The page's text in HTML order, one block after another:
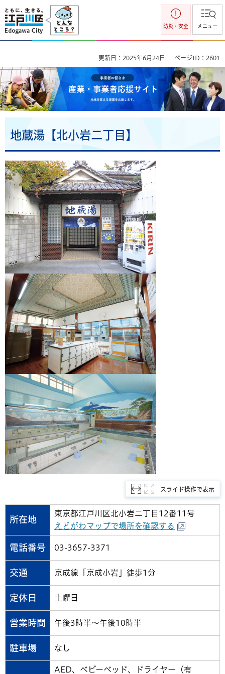
江戸川区
防災・安全 メニュー
更新日：2025年6月24日 ページID：2601
事業者の皆さま 産業・事業者応援サイト 地域を支える産業を
応援します。
地蔵湯【北小岩二丁目】
スライド操作で表示
所在地
東京都江戸川区北小岩二丁目12番11号
えどがわマップで場所を確認する
電話番号 03-3657-3371
交通 京成線「京成小岩」徒歩1分
定休日 土曜日
営業時間 午後3時半～午後10時半
駐車場 なし
AED、ベビーベッド、ドライヤー（有